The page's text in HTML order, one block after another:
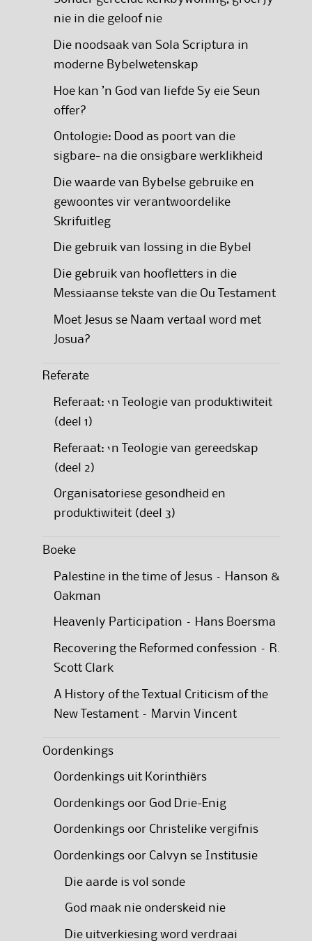
nie in die geloof nie
Die noodsaak van Sola Scriptura in
moderne Bybelwetenskap
Hoe kan ’n God van liefde Sy eie Seun
offer?
Ontologie: Dood as poort van die
sigbare- na die onsigbare werklikheid
Die waarde van Bybelse gebruike en
gewoontes vir verantwoordelike
Skrifuitleg
Die gebruik van lossing in die Bybel
Die gebruik van hoofletters in die
Messiaanse tekste van die Ou Testament
Moet Jesus se Naam vertaal word met
Josua?
Referate
Referaat: ‘n Teologie van produktiwiteit
(deel 1)
Referaat: ‘n Teologie van gereedskap
(deel 2)
Organisatoriese gesondheid en
produktiwiteit (deel 3)
Boeke
Palestine in the time of Jesus – Hanson &
Oakman
Heavenly Participation – Hans Boersma
Recovering the Reformed confession – R.
Scott Clark
A History of the Textual Criticism of the
New Testament – Marvin Vincent
Oordenkings
Oordenkings uit Korinthiërs
Oordenkings oor God Drie-Enig
Oordenkings oor Christelike vergifnis
Oordenkings oor Calvyn se Institusie
Die aarde is vol sonde
God maak nie onderskeid nie
Die uitverkiesing word verdraai